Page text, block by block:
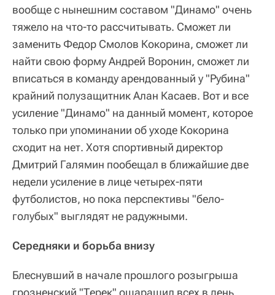
вообще с нынешним составом "Динамо" очень
тяжело на что-то рассчитывать. Сможет ли
заменить Федор Смолов Кокорина, сможет ли
найти свою форму Андрей Воронин, сможет ли
вписаться в команду арендованный у "Рубина"
крайний полузащитник Алан Касаев. Вот и все
усиление "Динамо" на данный момент, которое
только при упоминании об уходе Кокорина
сходит на нет. Хотя спортивный директор
Дмитрий Галямин пообещал в ближайшие две
недели усиление в лице четырех-пяти
футболистов, но пока перспективы "бело-
голубых" выглядят не радужными.
Середняки и борьба внизу
Блеснувший в начале прошлого розыгрыша
грозненский "Терек" ошарашил всех в день